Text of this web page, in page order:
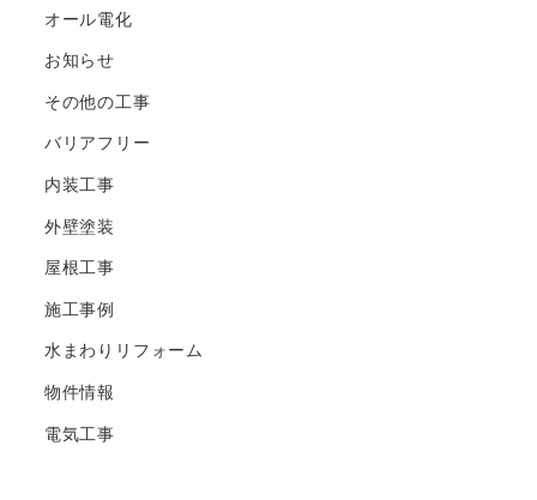
オール電化
お知らせ
その他の工事
バリアフリー
内装工事
外壁塗装
屋根工事
施工事例
水まわりリフォーム
物件情報
電気工事